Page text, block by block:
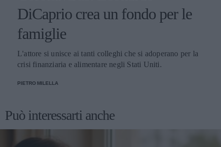
DiCaprio crea un fondo per le
famiglie
L'attore si unisce ai tanti colleghi che si adoperano per la
crisi finanziaria e alimentare negli Stati Uniti.
PIETRO MILELLA
Può interessarti anche